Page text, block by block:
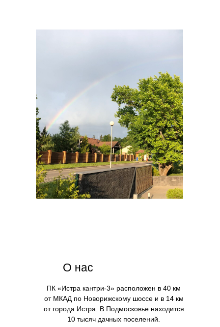
О нас
ПК «Истра кантри-3» расположен в 40 км
от МКАД по Новорижскому шоссе и в 14 км
от города Истра. В Подмосковье находится
10 тысяч дачных поселений.